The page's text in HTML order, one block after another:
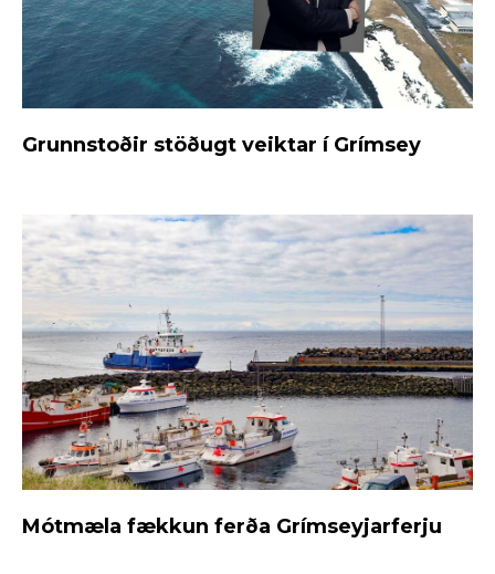
Grunnstoðir stöðugt veiktar í Grímsey
Mótmæla fækkun ferða Grímseyjarferju